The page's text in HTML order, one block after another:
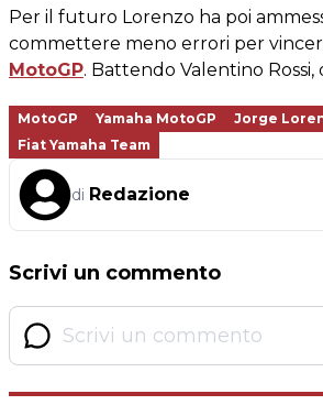
Per il futuro Lorenzo ha poi
commettere meno errori per
MotoGP. Battendo Valentino Rossi,
MotoGP Yamaha MotoGP Jorge
Fiat Yamaha Team
di Redazione
Scrivi un commento